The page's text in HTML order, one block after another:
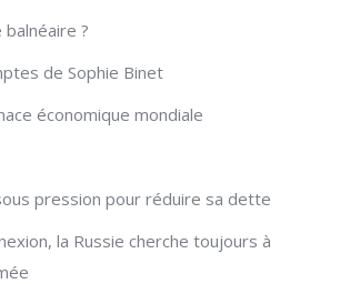
?
de Sophie Binet
économique mondiale
pression pour réduire sa dette
la Russie cherche toujours à